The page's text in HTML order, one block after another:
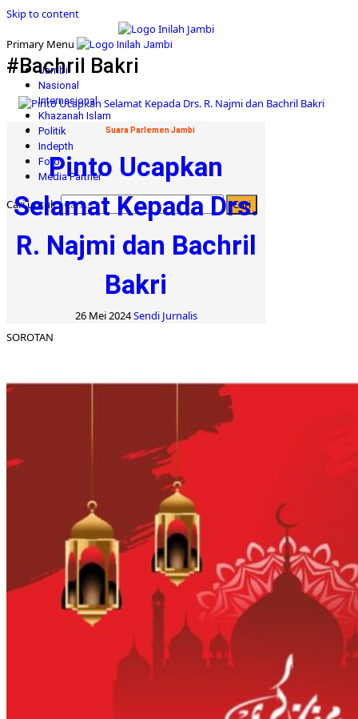
Skip to content
Primary Menu
Jambi
Nasional
Internasional
Khazanah Islam
Politik
Indepth
Foto
Media Partner
Cari untuk:
#Bachril Bakri
Suara Parlemen Jambi
Pinto Ucapkan
Selamat Kepada Drs.
R. Najmi dan Bachril
Bakri
26 Mei 2024Sendi Jurnalis
SOROTAN